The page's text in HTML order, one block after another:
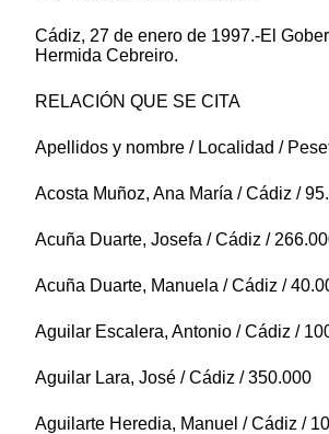
Cádiz, 27 de enero de 1997.-El
Hermida Cebreiro.
RELACIÓN QUE SE CITA
Apellidos y nombre / Localidad /
Acosta Muñoz, Ana María / Cádiz /
Acuña Duarte, Josefa / Cádiz /
Acuña Duarte, Manuela / Cádiz /
Aguilar Escalera, Antonio / Cádiz /
Aguilar Lara, José / Cádiz / 350.000
Aguilarte Heredia, Manuel / Cádiz /